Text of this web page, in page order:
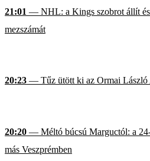
21:01 — NHL: a Kings szobrot állít
mezszámát
20:23 — Tűz ütött ki az Ormai László
20:20 — Méltó búcsú Marguctól: a
más Veszprémben